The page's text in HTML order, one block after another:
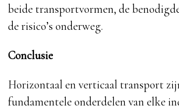
beide transportvormen, de
de risico’s onderweg.
Conclusie
Horizontaal en verticaal transport
fundamentele onderdelen van elke